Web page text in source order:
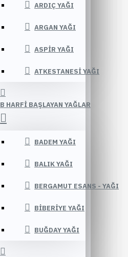
ARDIÇ YAĞI
ARGAN YAĞI
ASPIR YAĞI
ATKESTANESI YAĞI
B HARFI BAŞLAYAN YAĞLAR
BADEM YAĞI
BALIK YAĞI
BERGAMUT ESANS - YAĞI
BIBERIYE YAĞI
BUĞDAY YAĞI